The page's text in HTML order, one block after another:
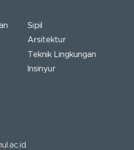
Sipil
Arsitektur
Teknik Lingkungan
Insinyur